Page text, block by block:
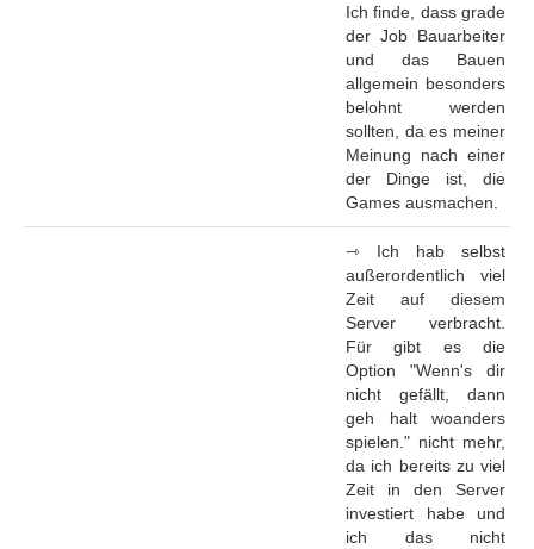
Ich finde, dass grade
der Job Bauarbeiter
und das Bauen
allgemein besonders
belohnt werden
sollten, da es meiner
Meinung nach einer
der Dinge ist, die
Games ausmachen.
⇾ Ich hab selbst
außerordentlich viel
Zeit auf diesem
Server verbracht.
Für gibt es die
Option "Wenn's dir
nicht gefällt, dann
geh halt woanders
spielen." nicht mehr,
da ich bereits zu viel
Zeit in den Server
investiert habe und
ich das nicht